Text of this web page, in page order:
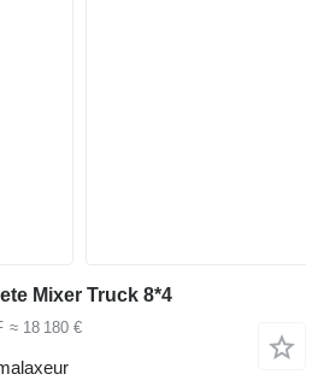
Mixer Truck 8*4
≈ 18 180 €